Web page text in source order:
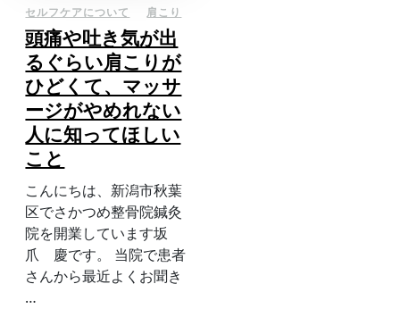
セルフケアについて
肩こり
頭痛や吐き気が出
るぐらい肩こりが
ひどくて、マッサ
ージがやめれない
人に知ってほしい
こと
こんにちは、新潟市秋葉
区でさかつめ整骨院鍼灸
院を開業しています坂
爪 慶です。 当院で患者
さんから最近よくお聞き
…